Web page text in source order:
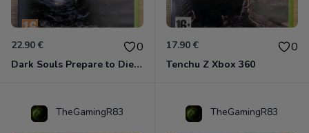
22.90 € 0
Dark Souls Prepare to Die Edition XBOX 360
17.90 € 0
Tenchu Z Xbox 360
TheGamingR83 TheGamingR83